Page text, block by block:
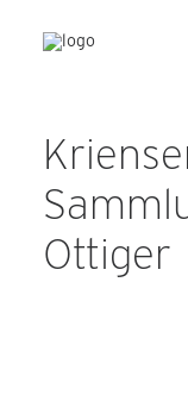
Ottiger